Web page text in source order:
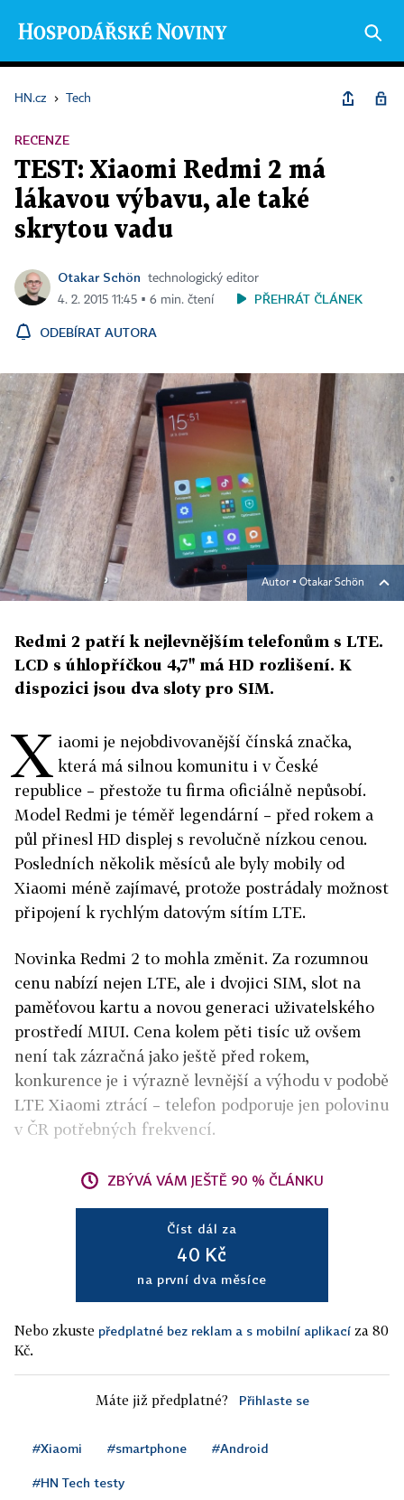
HN.cz › Tech
RECENZE
TEST: Xiaomi Redmi 2 má
lákavou výbavu, ale také
skrytou vadu
Otakar Schön
technologický editor
4. 2. 2015 11:45 ▪ 6 min. čtení
PŘEHRÁT ČLÁNEK
ODEBÍRAT AUTORA
Autor ▪ Otakar Schön
Redmi 2 patří k nejlevnějším telefonům s LTE.
LCD s úhlopříčkou 4,7" má HD rozlišení. K
dispozici jsou dva sloty pro SIM.
X iaomi je nejobdivovanější čínská značka,
která má silnou komunitu i v České
republice – přestože tu firma oficiálně nepůsobí.
Model Redmi je téměř legendární – před rokem a
půl přinesl HD displej s revolučně nízkou cenou.
Posledních několik měsíců ale byly mobily od
Xiaomi méně zajímavé, protože postrádaly možnost
připojení k rychlým datovým sítím LTE.
Novinka Redmi 2 to mohla změnit. Za rozumnou
cenu nabízí nejen LTE, ale i dvojici SIM, slot na
paměťovou kartu a novou generaci uživatelského
prostředí MIUI. Cena kolem pěti tisíc už ovšem
není tak zázračná jako ještě před rokem,
konkurence je i výrazně levnější a výhodu v podobě
LTE Xiaomi ztrácí – telefon podporuje jen polovinu
v ČR potřebných frekvencí.
ZBÝVÁ VÁM JEŠTĚ 90 % ČLÁNKU
Číst dál za
40 Kč
na první dva měsíce
Nebo zkuste předplatné bez reklam a s mobilní aplikací za 80
Kč.
Máte již předplatné? Přihlaste se
#Xiaomi #smartphone #Android
#HN Tech testy